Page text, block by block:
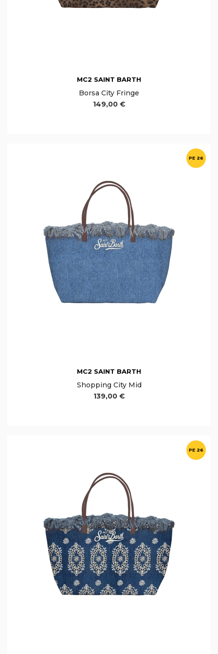
MC2 SAINT BARTH
Borsa City Fringe
149,00 €
PE 26
MC2 SAINT BARTH
Shopping City Mid
139,00 €
PE 26